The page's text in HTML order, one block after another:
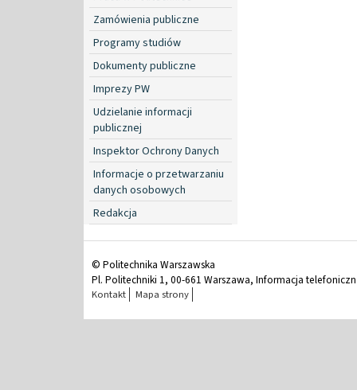
Zamówienia publiczne
Programy studiów
Dokumenty publiczne
Imprezy PW
Udzielanie informacji
publicznej
Inspektor Ochrony Danych
Informacje o przetwarzaniu
danych osobowych
Redakcja
© Politechnika Warszawska
Pl. Politechniki 1, 00-661 Warszawa, Informacja
Kontakt Mapa strony